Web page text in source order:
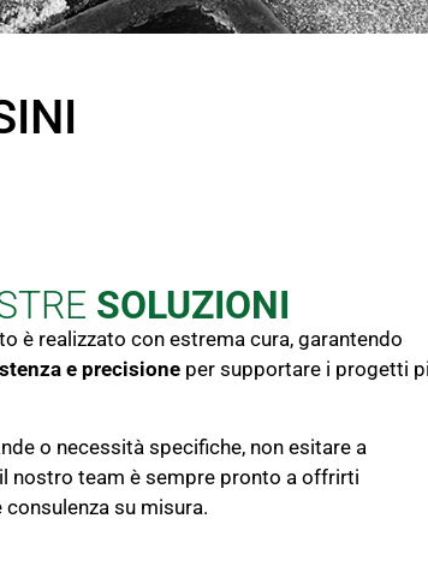
SOLUZIONI
è realizzato con estrema cura, garantendo
e precisione per supportare i progetti
o necessità specifiche, non esitare a
nostro team è sempre pronto a offrirti
consulenza su misura.